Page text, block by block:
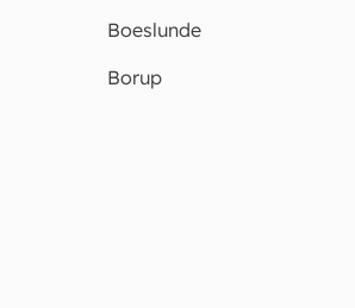
Boeslunde
Borup